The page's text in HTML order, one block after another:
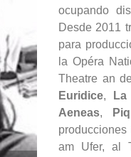
ocupando
Desde 2011
para
la Opéra
Theatre an
Euridice,
Aeneas,
am Ufer, al